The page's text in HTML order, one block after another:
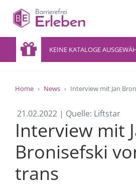
KEINE KATALOGE
Home News Interview mit Jan
21.02.2022 | Quelle: Liftstar
Interview mit
Bronisefski
trans